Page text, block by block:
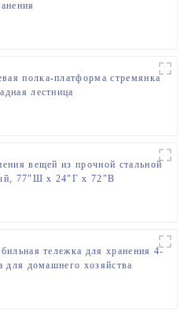
полка-платформа стремянка
лестница
вещей из прочной стальной
77″Ш x 24″Г x 72″В
тележка для хранения 4-
для домашнего хозяйства